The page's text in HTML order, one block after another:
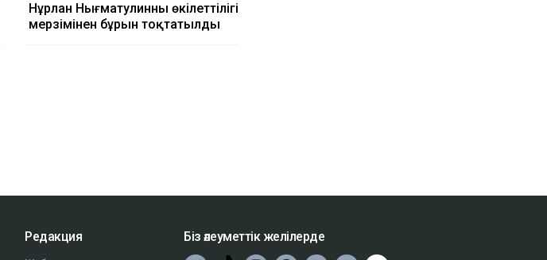
Нұрлан Нығматулинның өкілеттілігі
мерзімінен бұрын тоқтатылды
Редакция Біз әлеуметтік желілерде